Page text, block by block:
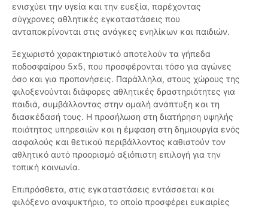
ενισχύει την υγεία και την ευεξία, παρέχοντας
σύγχρονες αθλητικές εγκαταστάσεις που
ανταποκρίνονται στις ανάγκες ενηλίκων και παιδιών.
Ξεχωριστό χαρακτηριστικό αποτελούν τα γήπεδα
ποδοσφαίρου 5x5, που προσφέρονται τόσο για αγώνες
όσο και για προπονήσεις. Παράλληλα, στους χώρους της
φιλοξενούνται διάφορες αθλητικές δραστηριότητες για
παιδιά, συμβάλλοντας στην ομαλή ανάπτυξη και τη
διασκέδασή τους. Η προσήλωση στη διατήρηση υψηλής
ποιότητας υπηρεσιών και η έμφαση στη δημιουργία ενός
ασφαλούς και θετικού περιβάλλοντος καθιστούν τον
αθλητικό αυτό προορισμό αξιόπιστη επιλογή για την
τοπική κοινωνία.
Επιπρόσθετα, στις εγκαταστάσεις εντάσσεται και
φιλόξενο αναψυκτήριο, το οποίο προσφέρει ευκαιρίες